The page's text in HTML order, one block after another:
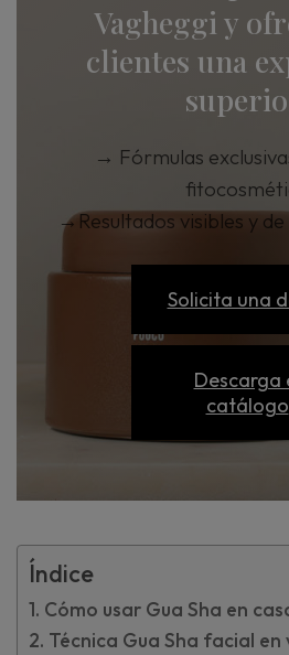
Vagheggi y
clientes una
→ Fórmulas
→Resultados visibles y
Solicita una
Descarga
catálogo
Índice
Cómo usar Gua Sha en
Técnica Gua Sha facial en